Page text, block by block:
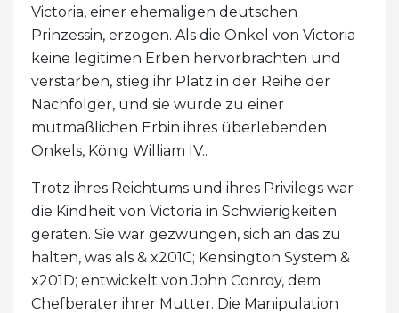
Victoria, einer ehemaligen deutschen
Prinzessin, erzogen. Als die Onkel von Victoria
keine legitimen Erben hervorbrachten und
verstarben, stieg ihr Platz in der Reihe der
Nachfolger, und sie wurde zu einer
mutmaßlichen Erbin ihres überlebenden
Onkels, König William IV..
Trotz ihres Reichtums und ihres Privilegs war
die Kindheit von Victoria in Schwierigkeiten
geraten. Sie war gezwungen, sich an das zu
halten, was als & x201C; Kensington System &
x201D; entwickelt von John Conroy, dem
Chefberater ihrer Mutter. Die Manipulation